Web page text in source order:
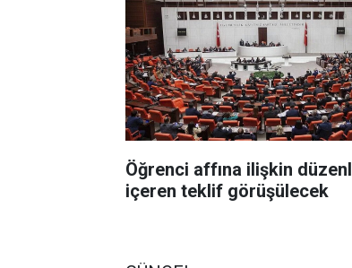
Öğrenci affına ilişkin
içeren teklif görüşülecek